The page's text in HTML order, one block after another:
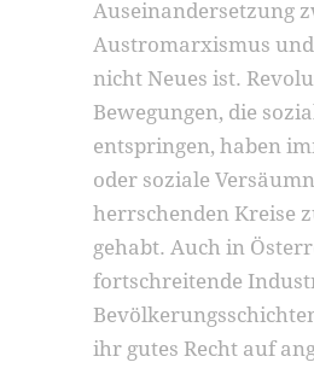
Auseinandersetzung
Austromarxismus
nicht Neues ist.
Bewegungen, die
entspringen, haben
oder soziale
herrschenden Kreise
gehabt. Auch in
fortschreitende
ihr gutes Recht auf